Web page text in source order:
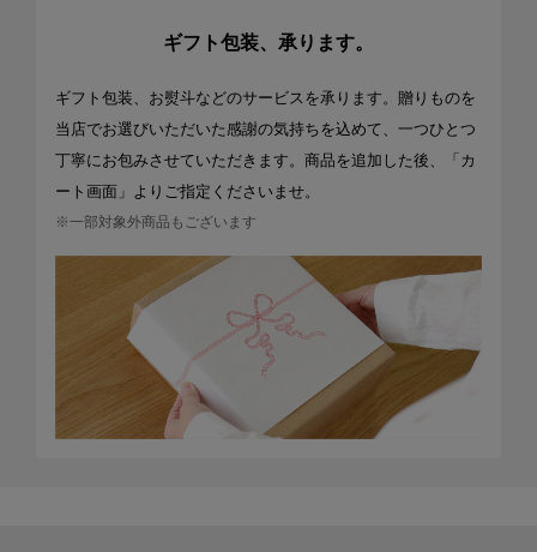
ギフト包装、承ります。
ギフト包装、お熨斗などのサービスを承ります。贈りものを
当店でお選びいただいた感謝の気持ちを込めて、一つひとつ
丁寧にお包みさせていただきます。商品を追加した後、「カ
ート画面」よりご指定くださいませ。
※一部対象外商品もございます